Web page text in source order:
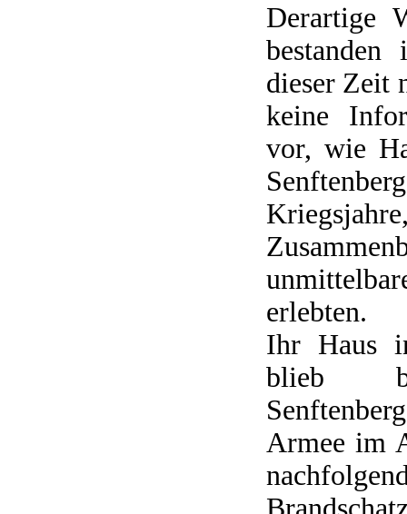
Derartige
bestanden
dieser Zeit
keine
vor, wie
erlebten.
Ihr Haus
blieb
Armee im